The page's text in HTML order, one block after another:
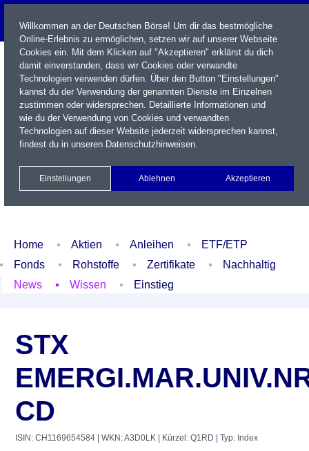
Name / WKN / ISIN / Kürzel
Newsletter Kontakt
Xetra Realtime
Watchlist Portfolio Login
Home Aktien Anleihen
ETF/ETP
Fonds
Rohstoffe Zertifikate
Nachhaltig
News
Wissen Einstieg
STX
CD
ISIN: CH1169654584 | WKN: A3D0LK | Kürzel: Q1RD | Typ: Index
Willkommen an der Deutschen Börse! Um dir das bestmögliche
Online-Erlebnis zu ermöglichen, setzen wir auf unserer Webseite
Cookies ein. Mit dem Klicken auf "Akzeptieren" erklärst du dich
damit einverstanden, dass wir Cookies oder verwandte
Technologien verwenden dürfen. Über den Button "Einstellungen"
kannst du der Verwendung der genannten Dienste im Einzelnen
zustimmen oder widersprechen. Detaillierte Informationen und
wie du der Verwendung von Cookies und verwandten
Technologien auf dieser Website jederzeit widersprechen kannst,
findest du in unseren Datenschutzhinweisen.
Einstellungen Ablehnen Akzeptieren